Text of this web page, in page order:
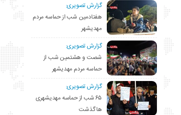
گزارش تصویری:
هفتادمین شب از حماسه مردم
مهدیشهر
گزارش تصویری:
شصت و هشتمین شب از
حماسه مردم مهدیشهر
گزارش تصویری:
۶۵ شب از حماسه مهدیشهری
ها گذشت